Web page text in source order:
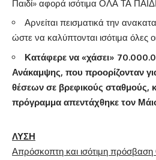
Παιδί» αφορά ισότιμα ΟΛΑ ΤΑ
Αρνείται πεισματικά την
ώστε να καλύπτονται ισότιμα όλες
Κατάφερε να «χάσει»
Ανάκαμψης, που προορίζονταν
θέσεων σε βρεφικούς σταθμούς,
πρόγραμμα απεντάχθηκε τον
ΛΥΣΗ
Απρόσκοπτη και ισότιμη πρόσβαση